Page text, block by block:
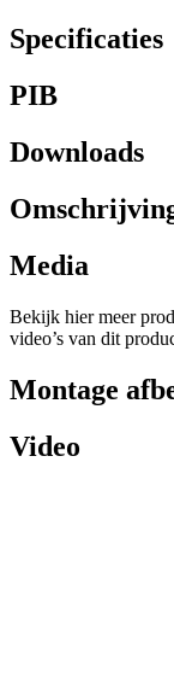
Specificaties
PIB
Downloads
Media
Bekijk hier meer
video’s van dit
Montage
Video